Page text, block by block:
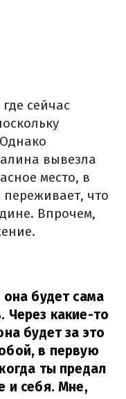
сейчас
вывезла
место, в
переживает, что
Впрочем,
будет сама
Через какие-то
будет за это
в первую
ты предал
и себя. Мне,